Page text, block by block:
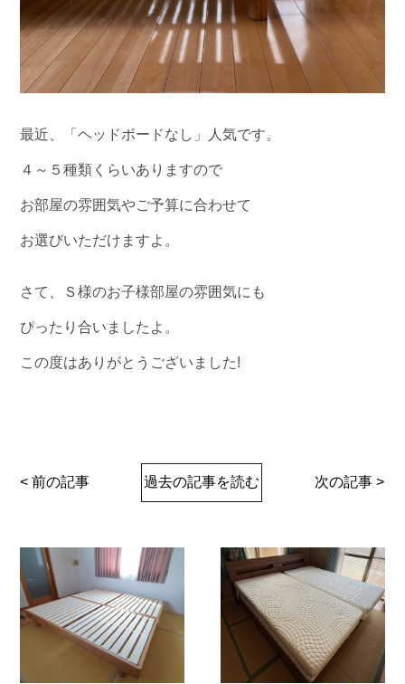
最近、「ヘッドボードなし」人気です。
４～５種類くらいありますので
お部屋の雰囲気やご予算に合わせて
お選びいただけますよ。
さて、Ｓ様のお子様部屋の雰囲気にも
ぴったり合いましたよ。
この度はありがとうございました!
< 前の記事 過去の記事を読む 次の記事 >